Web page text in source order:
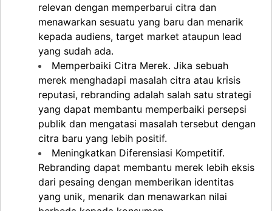
relevan dengan memperbarui citra dan
menawarkan sesuatu yang baru dan menarik
kepada audiens, target market ataupun lead
yang sudah ada.
Memperbaiki Citra Merek. Jika sebuah
merek menghadapi masalah citra atau krisis
reputasi, rebranding adalah salah satu strategi
yang dapat membantu memperbaiki persepsi
publik dan mengatasi masalah tersebut dengan
citra baru yang lebih positif.
Meningkatkan Diferensiasi Kompetitif.
Rebranding dapat membantu merek lebih eksis
dari pesaing dengan memberikan identitas
yang unik, menarik dan menawarkan nilai